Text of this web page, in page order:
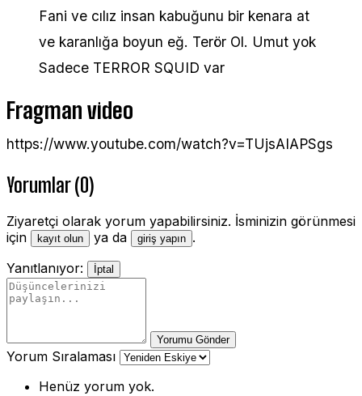
Fani ve cılız insan kabuğunu bir kenara at
ve karanlığa boyun eğ. Terör Ol. Umut yok
Sadece TERROR SQUID var
Fragman video
https://www.youtube.com/watch?v=TUjsAIAPSgs
Yorumlar (0)
Ziyaretçi olarak yorum yapabilirsiniz. İsminizin görünmesi
için
kayıt olun ya da giriş yapın .
Yanıtlanıyor:
İptal
Yorumu Gönder
Yorum Sıralaması
Henüz yorum yok.